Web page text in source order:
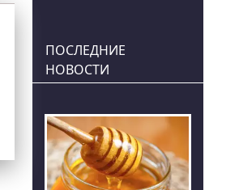
ПОСЛЕДНИЕ
НОВОСТИ